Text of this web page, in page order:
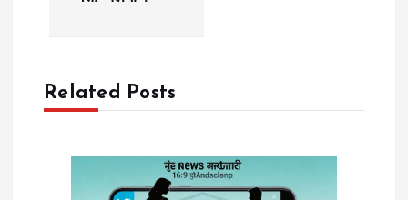
nRelated Posts